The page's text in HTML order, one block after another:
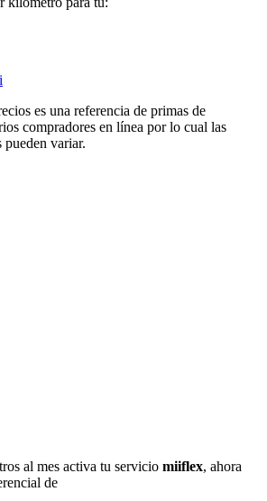
es una referencia de primas de
compradores en línea por lo cual las
pueden variar.
al mes activa tu servicio miiflex, ahora
de